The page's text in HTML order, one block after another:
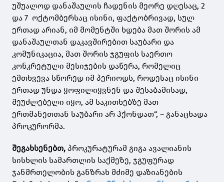
უშუალოდ დანაშაულის ჩადენის მეორე დღესაც, 2
და 7 ოქტომბერსაც ისინი, ფაქტობრივად, სულ
ერთად არიან, იმ მომენტში ხდება მათ შორის ამ
დანაშაულთან დაკავშირებით საუბარი და
კომუნიკაცია, მათ შორის ჯგუფის საერთო
კონკრეტული მესიჯების დაწერა, რომელიც
ემთხვევა სწორედ იმ პერიოდს, როდესაც ისინი
ერთად უნდა ყოფილიყვნენ და შესაბამისად,
შეუძლებელი იყო, ამ საკითხებზე მათ
ერთმანეთთან საუბარი არ ჰქონდათ“, – განაცხადა
პროკურორმა.
შეგახსენებთ, პროკურატურამ გიგა ავალიანის
სისხლის სამართლის საქმეზე, ჯგუფურად
ჯანმრთელობის განზრახ მძიმე დაზიანების